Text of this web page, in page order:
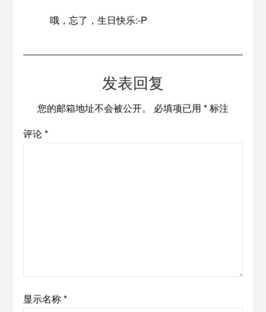
哦，忘了，生日快乐:-P
发表回复
您的邮箱地址不会被公开。 必填项已用 *标注
评论*
显示名称*